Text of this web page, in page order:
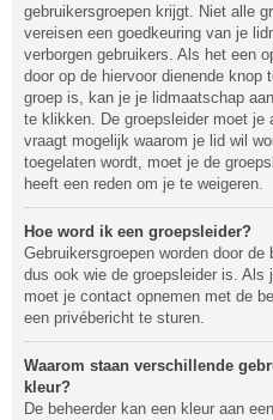
gebruikersgroepen krijgt. Niet alle
vereisen een goedkeuring van je
verborgen gebruikers. Als het een
door op de hiervoor dienende
groep is, kan je je lidmaatschap
te klikken. De groepsleider moet je
vraagt mogelijk waarom je lid wil
toegelaten wordt, moet je de
heeft een reden om je te weigeren.
Hoe word ik een groepsleider?
Gebruikersgroepen worden door
dus ook wie de groepsleider is. Als
moet je contact opnemen met de
een privébericht te sturen.
Waarom staan verschillende
kleur?
De beheerder kan een kleur aan